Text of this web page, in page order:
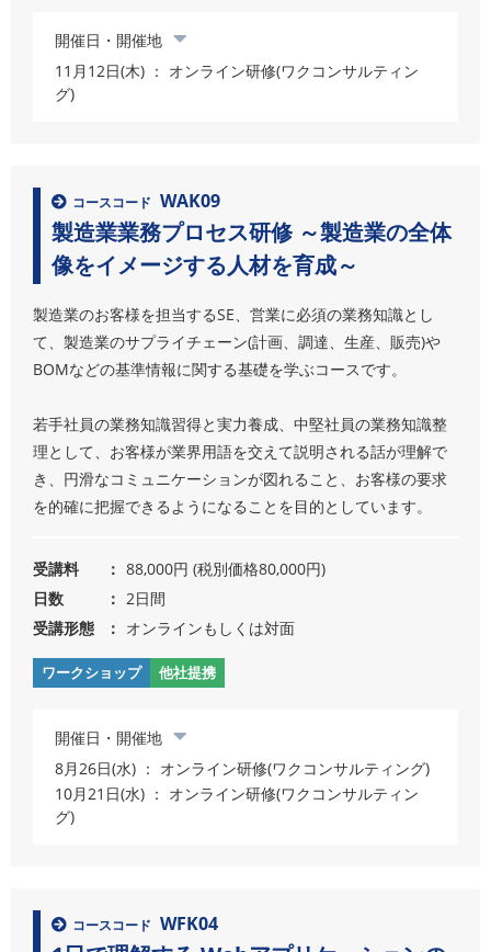
開催日・開催地
11月12日(木) ： オンライン研修(ワクコンサルティン
グ)
コースコード WAK09
製造業業務プロセス研修 ～製造業の全体
像をイメージする人材を育成～
製造業のお客様を担当するSE、営業に必須の業務知識とし
て、製造業のサプライチェーン(計画、調達、生産、販売)や
BOMなどの基準情報に関する基礎を学ぶコースです。
若手社員の業務知識習得と実力養成、中堅社員の業務知識整
理として、お客様が業界用語を交えて説明される話が理解で
き、円滑なコミュニケーションが図れること、お客様の要求
を的確に把握できるようになることを目的としています。
受講料
88,000円 (税別価格80,000円)
日数
2日間
受講形態
オンラインもしくは対面
ワークショップ 他社提携
開催日・開催地
8月26日(水) ： オンライン研修(ワクコンサルティング)
10月21日(水) ： オンライン研修(ワクコンサルティン
グ)
コースコード WFK04